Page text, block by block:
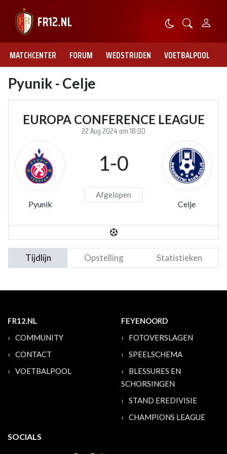
MATCHCENTER FORUM WEDSTRIJDEN VOETBALPOOL
Pyunik - Celje
EUROPA CONFERENCE LEAGUE
22 Aug 2024 om 18:00
Pyunik
1-0
Afgelopen
Celje
Tijdlijn Opstelling Statistieken
FR12.NL
COMMUNITY
CONTACT
VOETBALPOOL
FEYENOORD
FOTOVERSLAGEN
SPEELSCHEMA
BLESSURES EN
SCHORSINGEN
STAND EREDIVISIE
CHAMPIONS LEAGUE
SOCIALS